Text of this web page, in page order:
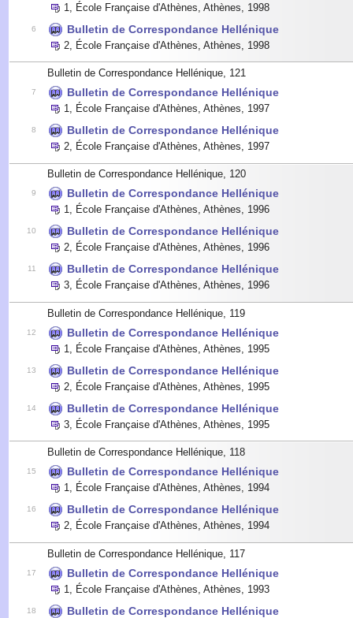
1 École Française d'Athènes, Athènes 1998
6 Bulletin de Correspondance Hellénique
2 École Française d'Athènes, Athènes 1998
Bulletin de Correspondance Hellénique, 121
7 Bulletin de Correspondance Hellénique
1 École Française d'Athènes, Athènes 1997
8 Bulletin de Correspondance Hellénique
2 École Française d'Athènes, Athènes 1997
Bulletin de Correspondance Hellénique, 120
9 Bulletin de Correspondance Hellénique
1, École Française d'Athènes, Athènes, 1996
10 Bulletin de Correspondance Hellénique
2, École Française d'Athènes, Athènes, 1996
11 Bulletin de Correspondance Hellénique
3, École Française d'Athènes, Athènes, 1996
Bulletin de Correspondance Hellénique, 119
12 Bulletin de Correspondance Hellénique
1 École Française d'Athènes, Athènes 1995
13 Bulletin de Correspondance Hellénique
2 École Française d'Athènes, Athènes 1995
14 Bulletin de Correspondance Hellénique
3 École Française d'Athènes, Athènes 1995
Bulletin de Correspondance Hellénique, 118
15 Bulletin de Correspondance Hellénique
1, École Française d'Athènes, Athènes, 1994
16 Bulletin de Correspondance Hellénique
2, École Française d'Athènes, Athènes, 1994
Bulletin de Correspondance Hellénique, 117
17 Bulletin de Correspondance Hellénique
1 École Française d'Athènes, Athènes 1993
18 Bulletin de Correspondance Hellénique